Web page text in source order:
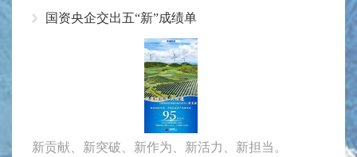
国资央企交出五“新”成绩单
新贡献、新突破、新作为、新活力、新担当。